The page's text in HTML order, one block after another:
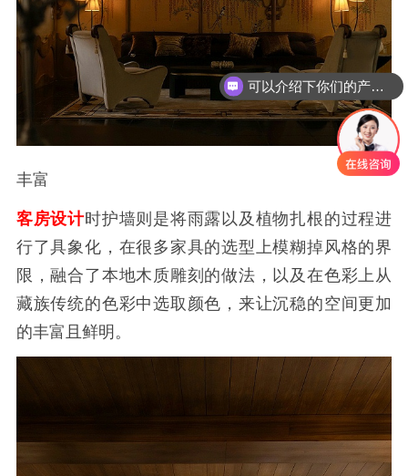
丰富
客房设计时护墙则是将雨露以及植物扎根的过程进
行了具象化，在很多家具的选型上模糊掉风格的界
限，融合了本地木质雕刻的做法，以及在色彩上从
藏族传统的色彩中选取颜色，来让沉稳的空间更加
的丰富且鲜明。
你们是怎么收费的呢